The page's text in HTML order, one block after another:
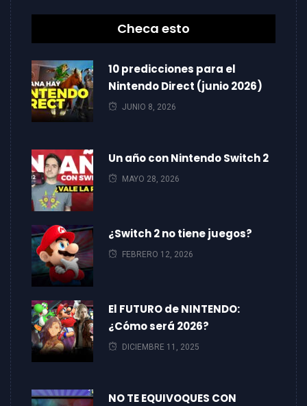
Checa esto
10 predicciones para el
Nintendo Direct (junio 2026)
JUNIO 8, 2026
Un año con Nintendo Switch 2
MAYO 28, 2026
¿Switch 2 no tiene juegos?
FEBRERO 12, 2026
El FUTURO de NINTENDO:
¿Cómo será 2026?
DICIEMBRE 11, 2025
NO TE EQUIVOQUES CON